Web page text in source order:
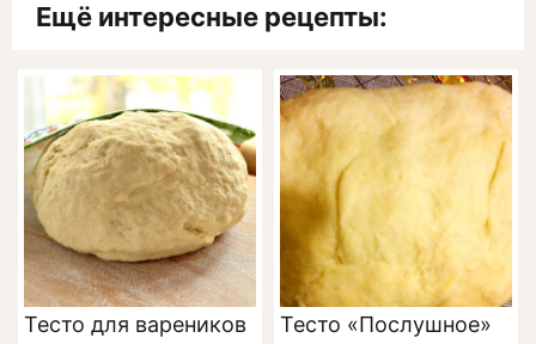
Ещё интересные рецепты:
Тесто для вареников
Тесто «Послушное»